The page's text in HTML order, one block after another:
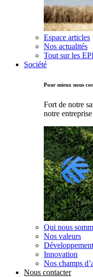
Espace articles
Nos actualités
Tout sur les
Société
Pour mieux nous
Fort de notre
notre
Qui nous
Nos valeurs
Innovation
Nos champs
Nous contacter